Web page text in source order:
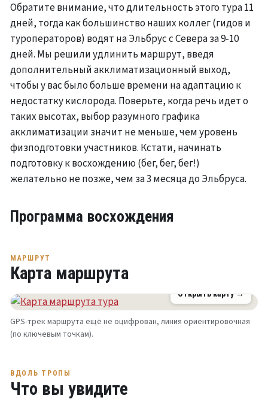
Обратите внимание, что длительность этого тура 11
дней, тогда как большинство наших коллег (гидов и
туроператоров) водят на Эльбрус с Севера за 9-10
дней. Мы решили удлинить маршрут, введя
дополнительный акклиматизационный выход,
чтобы у вас было больше времени на адаптацию к
недостатку кислорода. Поверьте, когда речь идет о
таких высотах, выбор разумного графика
акклиматизации значит не меньше, чем уровень
физподготовки участников. Кстати, начинать
подготовку к восхождению (бег, бег, бег!)
желательно не позже, чем за 3 месяца до Эльбруса.
Программа восхождения
МАРШРУТ
Карта маршрута
Открыть карту →
GPS-трек маршрута ещё не оцифрован, линия ориентировочная
(по ключевым точкам).
ВДОЛЬ ТРОПЫ
Что вы увидите